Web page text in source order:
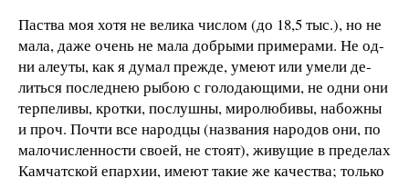
Па­ст­ва моя хо­тя не ве­ли­ка чис­лом (до 18,5 тыс.), но не
ма­ла, да­же очень не ма­ла до­б­ры­ми при­ме­ра­ми. Не од­
ни але­у­ты, как я ду­мал преж­де, уме­ют или уме­ли де­
лить­ся по­след­нею ры­бою с го­ло­да­ю­щи­ми, не од­ни они
тер­пе­ли­вы, крот­ки, по­слуш­ны, ми­ро­лю­би­вы, на­бож­ны
и проч. Поч­ти все на­род­цы (на­зва­ния на­ро­дов они, по
ма­ло­чис­лен­но­с­ти сво­ей, не сто­ят), жи­ву­щие в пре­де­лах
Кам­чат­ской епар­хии, име­ют та­кие же ка­че­ст­ва; толь­ко